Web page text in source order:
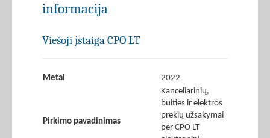
informacija
Viešoji įstaiga CPO LT
Metai 2022
Pirkimo pavadinimas
Kanceliarinių,
buities ir elektros
prekių užsakymai
per CPO LT